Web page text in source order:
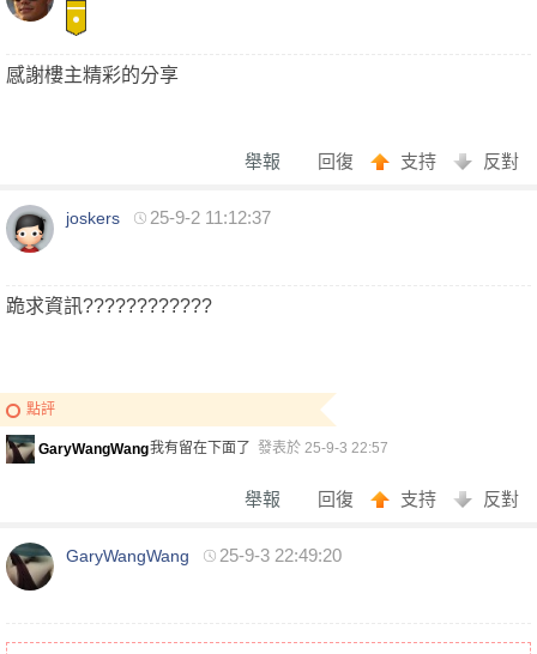
感謝樓主精彩的分享
回復 支持 反對
舉報
joskers 25-9-2 11:12:37
跪求資訊????????????
點評
GaryWangWang我有留在下面了 發表於 25-9-3 22:57
回復 支持 反對
舉報
GaryWangWang 25-9-3 22:49:20